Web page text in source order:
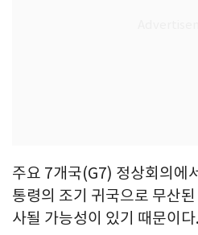
주요 7개국(G7) 정상회의에
통령의 조기 귀국으로 무산
사될 가능성이 있기 때문이다.